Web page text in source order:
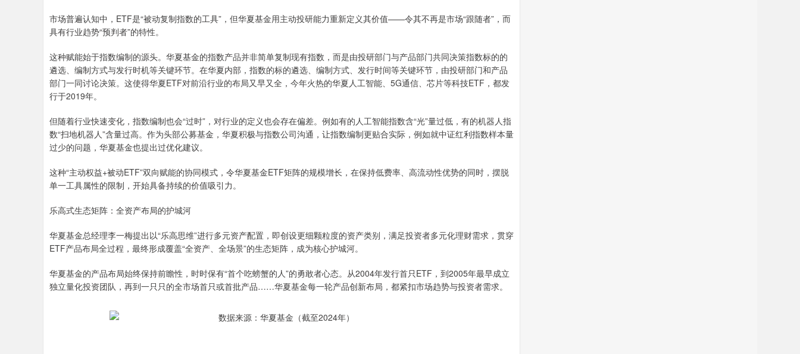
市场普遍认知中，ETF是“被动复制指数的工具”，但华夏基金用主动投研能力重新定义其价值——令其不再是市场“跟随者”，而
具有行业趋势“预判者”的特性。
这种赋能始于指数编制的源头。华夏基金的指数产品并非简单复制现有指数，而是由投研部门与产品部门共同决策指数标的的
遴选、编制方式与发行时机等关键环节。在华夏内部，指数的标的遴选、编制方式、发行时间等关键环节，由投研部门和产品
部门一同讨论决策。这使得华夏ETF对前沿行业的布局又早又全，今年火热的华夏人工智能、5G通信、芯片等科技ETF，都发
行于2019年。
但随着行业快速变化，指数编制也会“过时”，对行业的定义也会存在偏差。例如有的人工智能指数含“光”量过低，有的机器人指
数“扫地机器人”含量过高。作为头部公募基金，华夏积极与指数公司沟通，让指数编制更贴合实际，例如就中证红利指数样本量
过少的问题，华夏基金也提出过优化建议。
这种“主动权益+被动ETF”双向赋能的协同模式，令华夏基金ETF矩阵的规模增长，在保持低费率、高流动性优势的同时，摆脱
单一工具属性的限制，开始具备持续的价值吸引力。
乐高式生态矩阵：全资产布局的护城河
华夏基金总经理李一梅提出以“乐高思维”进行多元资产配置，即创设更细颗粒度的资产类别，满足投资者多元化理财需求，贯穿
ETF产品布局全过程，最终形成覆盖“全资产、全场景”的生态矩阵，成为核心护城河。
华夏基金的产品布局始终保持前瞻性，时时保有“首个吃螃蟹的人”的勇敢者心态。从2004年发行首只ETF，到2005年最早成立
独立量化投资团队，再到一只只的全市场首只或首批产品……华夏基金每一轮产品创新布局，都紧扣市场趋势与投资者需求。